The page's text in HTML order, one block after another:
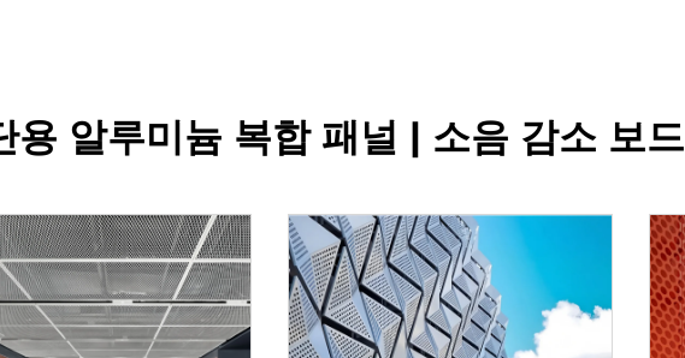
용 알루미늄 복합 패널 | 소음 감소 보드